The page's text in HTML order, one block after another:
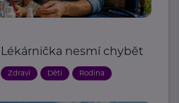
nesmí chybět
Zdraví Děti Rodina